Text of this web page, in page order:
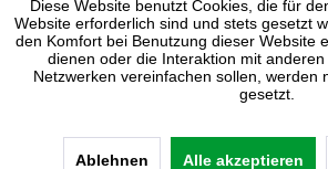
Diese Website benutzt Cookies, die für
Website erforderlich sind und stets gesetzt
den Komfort bei Benutzung dieser Website
dienen oder die Interaktion mit
Netzwerken vereinfachen sollen, werden
gesetzt.
Ablehnen Alle akzeptieren